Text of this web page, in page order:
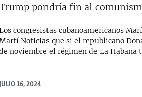
pondría fin al
congresistas cubanoamericanos
Noticias que si el republicano
noviembre el régimen de La Habana
JULIO 16, 2024